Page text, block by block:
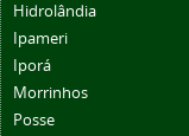
Hidrolândia
Ipameri
Iporá
Morrinhos
Posse